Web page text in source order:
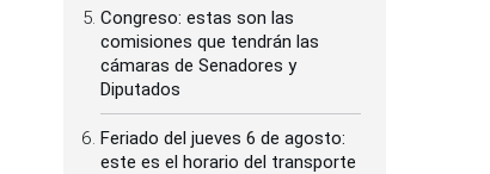
Congreso: estas son las
comisiones que tendrán las
cámaras de Senadores y
Diputados
Feriado del jueves 6 de agosto:
este es el horario del transporte